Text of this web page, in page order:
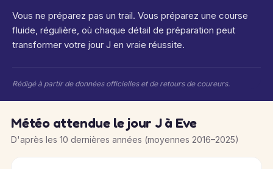
Vous ne préparez pas un trail. Vous préparez une course
fluide, régulière, où chaque détail de préparation peut
transformer votre jour J en vraie réussite.
Rédigé à partir de données officielles et de retours de coureurs.
Météo attendue le jour J à Eve
D'après les 10 dernières années (moyennes 2016–2025)